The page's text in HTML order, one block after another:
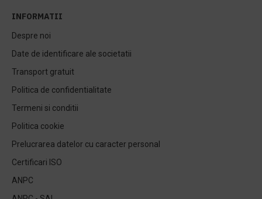
INFORMATII
Despre noi
Date de identificare ale societatii
Transport gratuit
Politica de confidentialitate
Termeni si conditii
Politica cookie
Prelucrarea datelor cu caracter personal
Certificari ISO
ANPC